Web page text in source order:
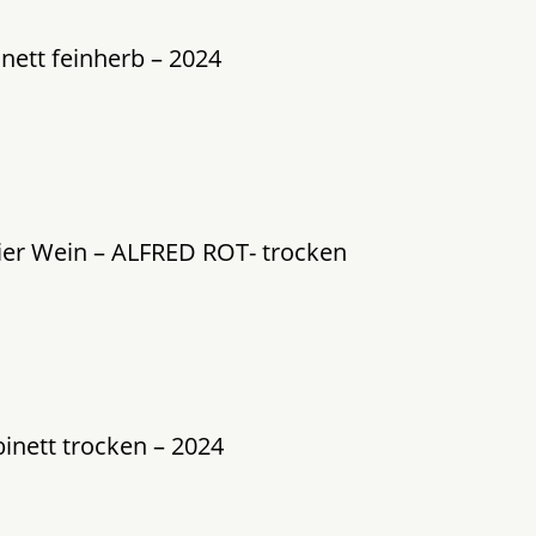
feinherb – 2024
Wein – ALFRED ROT- trocken
trocken – 2024